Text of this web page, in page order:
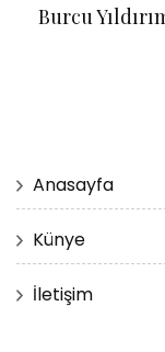
Burcu
Anasayfa
Künye
İletişim